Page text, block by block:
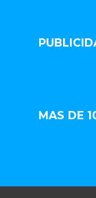
MAS DE